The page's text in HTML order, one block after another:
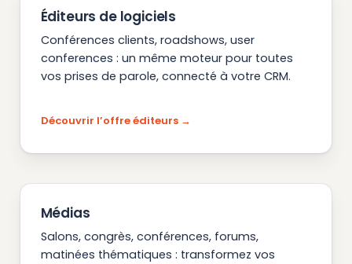
Éditeurs de logiciels
Conférences clients, roadshows, user
conferences : un même moteur pour toutes
vos prises de parole, connecté à votre CRM.
Découvrir l’offre éditeurs
Médias
Salons, congrès, conférences, forums,
matinées thématiques : transformez vos